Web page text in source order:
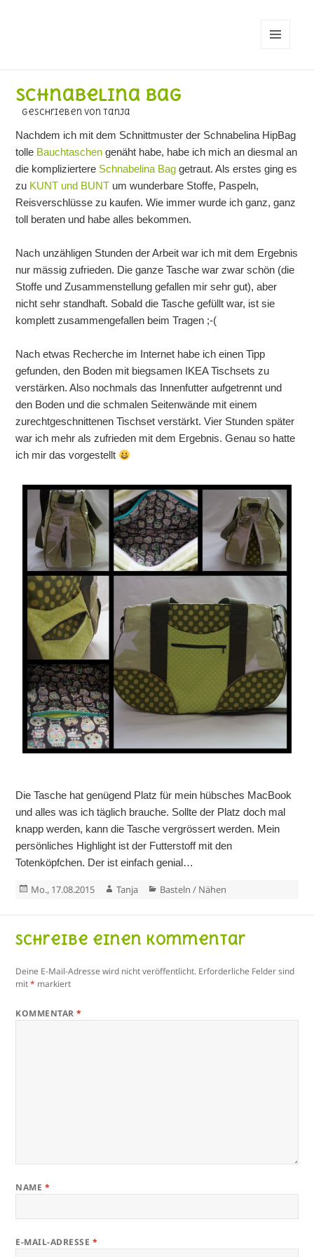
Schnabelina Bag
geschrieben von Tanja
Nachdem ich mit dem Schnittmuster der Schnabelina HipBag
tolle Bauchtaschen genäht habe, habe ich mich an diesmal an
die kompliziertere Schnabelina Bag getraut. Als erstes ging es
zu KUNT und BUNT um wunderbare Stoffe, Paspeln,
Reisverschlüsse zu kaufen. Wie immer wurde ich ganz, ganz
toll beraten und habe alles bekommen.
Nach unzähligen Stunden der Arbeit war ich mit dem Ergebnis
nur mässig zufrieden. Die ganze Tasche war zwar schön (die
Stoffe und Zusammenstellung gefallen mir sehr gut), aber
nicht sehr standhaft. Sobald die Tasche gefüllt war, ist sie
komplett zusammengefallen beim Tragen ;-(
Nach etwas Recherche im Internet habe ich einen Tipp
gefunden, den Boden mit biegsamen IKEA Tischsets zu
verstärken. Also nochmals das Innenfutter aufgetrennt und
den Boden und die schmalen Seitenwände mit einem
zurechtgeschnittenen Tischset verstärkt. Vier Stunden später
war ich mehr als zufrieden mit dem Ergebnis. Genau so hatte
ich mir das vorgestellt
Die Tasche hat genügend Platz für mein hübsches MacBook
und alles was ich täglich brauche. Sollte der Platz doch mal
knapp werden, kann die Tasche vergrössert werden. Mein
persönliches Highlight ist der Futterstoff mit den
Totenköpfchen. Der ist einfach genial…
Veröffentlicht
Mo., 17.08.2015 Autor
Tanja Kategorien
Basteln / Nähen
Schreibe einen Kommentar
Deine E-Mail-Adresse wird nicht veröffentlicht. Erforderliche Felder sind
mit* markiert
KOMMENTAR*
NAME *
E-MAIL-ADRESSE *